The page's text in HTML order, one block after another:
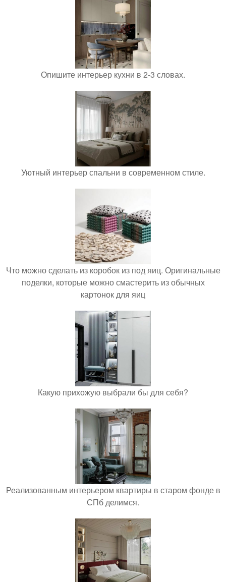
Опишите интерьер кухни в 2-3 словах.
Уютный интерьер спальни в современном стиле.
Что можно сделать из коробок из под яиц. Оригинальные
поделки, которые можно смастерить из обычных
картонок для яиц
Какую прихожую выбрали бы для себя?
Реализованным интерьером квартиры в старом фонде в
СПб делимся.